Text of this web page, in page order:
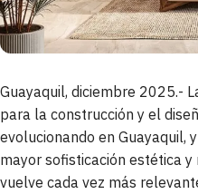
Guayaquil, diciembre 2025.-
para la construcción y el
evolucionando en Guayaquil,
mayor sofisticación estética
vuelve cada vez más